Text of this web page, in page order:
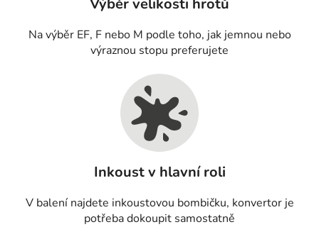
Výběr velikosti hrotů
Na výběr EF, F nebo M podle toho, jak jemnou nebo
výraznou stopu preferujete
Inkoust v hlavní roli
V balení najdete inkoustovou bombičku, konvertor je
potřeba dokoupit samostatně